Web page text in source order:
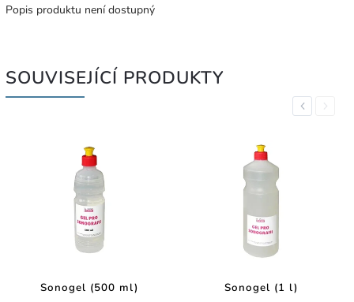
Popis produktu není dostupný
SOUVISEJÍCÍ PRODUKTY
Previous
Sonogel (500 ml) Sonogel (1 l)
Next